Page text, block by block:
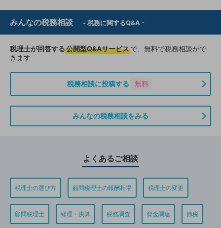
みんなの税務相談 - 税務に関するQ&A -
税理士が回答する公開型Q&Aサービスで、無料で税務相談がで
きます
税務相談に投稿する 無料
みんなの税務相談をみる
よくあるご相談
税理士の選び方 顧問税理士の報酬相場 税理士の変更
顧問税理士 経理・決算 税務調査 資金調達 節税